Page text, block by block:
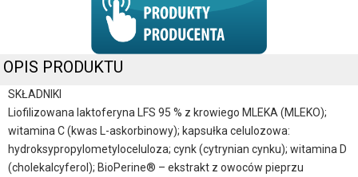
OPIS PRODUKTU
SKŁADNIKI
Liofilizowana laktoferyna LFS 95 % z krowiego MLEKA (MLEKO);
witamina C (kwas L-askorbinowy); kapsułka celulozowa:
hydroksypropylometyloceluloza; cynk (cytrynian cynku); witamina D
(cholekalcyferol); BioPerine® – ekstrakt z owoców pieprzu